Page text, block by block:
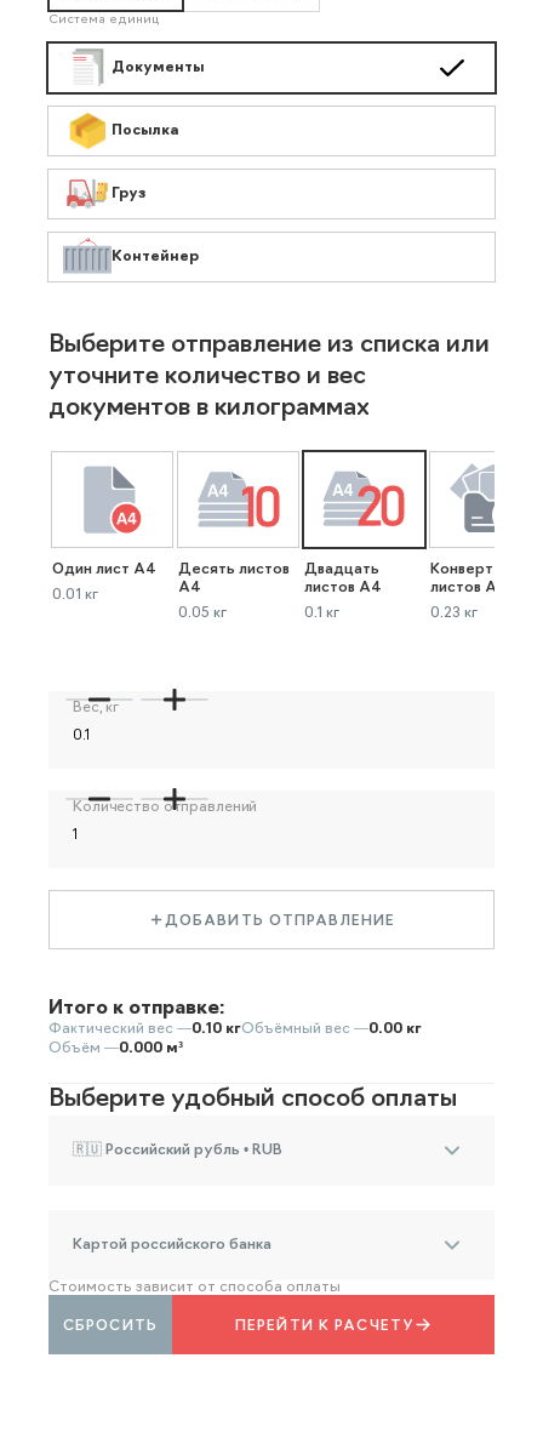
Система единиц
Документы
Посылка
Груз
Контейнер
Выберите отправление из списка или
уточните количество и вес
документов в килограммах
Один лист А4
0.01 кг
Десять листов
А4
0.05 кг
Двадцать
листов А4
0.1 кг
Конверт до 40
листов А4
0.23 кг
Вес, кг
Количество отправлений
ДОБАВИТЬ ОТПРАВЛЕНИЕ
Итого к отправке:
Фактический вес —0.10 кгОбъёмный вес —0.00 кг
Объём —0.000 м³
Выберите удобный способ оплаты
🇷🇺 Российский рубль • RUB
Картой российского банка
Стоимость зависит от способа оплаты
ПЕРЕЙТИ К РАСЧЕТУ
СБРОСИТЬ